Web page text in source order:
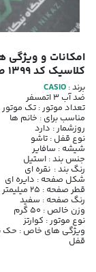
کلاسیک کد 1399 صفحه سفید
برند : CASIO
ضد آب 3 اتمسفر
تعداد موتور : تک موتور
مناسب برای : خانم ها
روزشمار : دارد
نوع قفل : تاشو
شیشه : سافایر
جنس بند : استیل
رنگ بند : نقره ای
شکل صفحه : دایره ای
قطر صفحه : 25 میلیمتر
رنگ صفحه : سفید
وزن خالص : 50 گرم
نوع موتور : کوارتز
ویژگی های خاص : حک
قفل